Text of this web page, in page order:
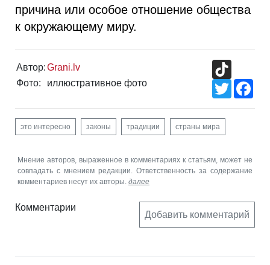
причина или особое отношение общества
к окружающему миру.
Автор:Grani.lv
Фото:
иллюстративное фото
Twitter
это интересно законы традиции страны мира
Мнение авторов, выраженное в комментариях к статьям, может не
совпадать с мнением редакции. Ответственность за содержание
комментариев несут их авторы. далее
Комментарии
Добавить комментарий